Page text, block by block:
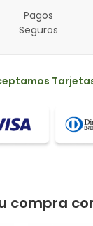
Pagos
Seguros
compra